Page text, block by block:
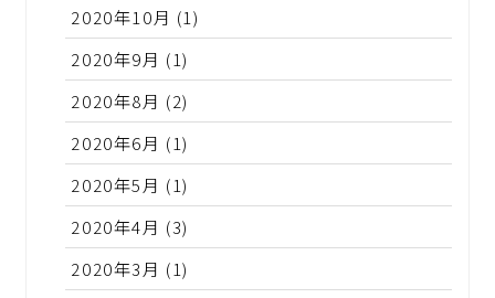
2020年10月 (1)
2020年9月 (1)
2020年8月 (2)
2020年6月 (1)
2020年5月 (1)
2020年4月 (3)
2020年3月 (1)